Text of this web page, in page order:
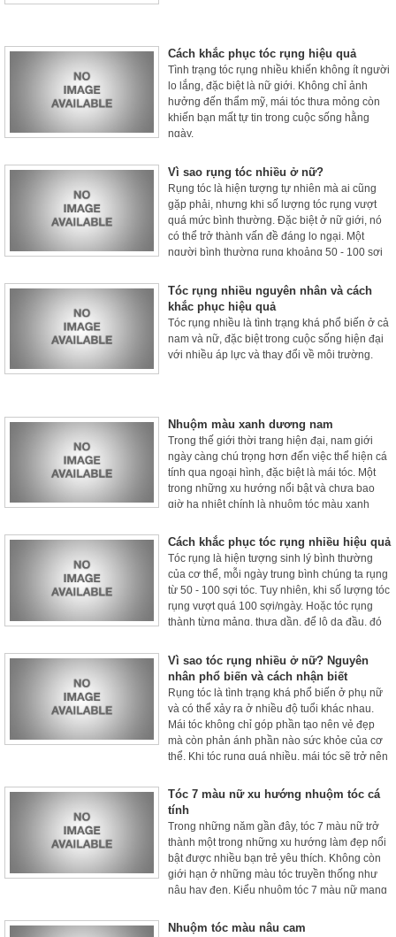
Cách khắc phục tóc rụng hiệu quả
Tình trạng tóc rụng nhiều khiến không ít người
lo lắng, đặc biệt là nữ giới. Không chỉ ảnh
hưởng đến thẩm mỹ, mái tóc thưa mỏng còn
khiến bạn mất tự tin trong cuộc sống hằng
ngày.
Vì sao rụng tóc nhiều ở nữ?
Rụng tóc là hiện tượng tự nhiên mà ai cũng
gặp phải, nhưng khi số lượng tóc rụng vượt
quá mức bình thường. Đặc biệt ở nữ giới, nó
có thể trở thành vấn đề đáng lo ngại. Một
người bình thường rụng khoảng 50 - 100 sợi
thay thế bởi tóc mới.
Tóc rụng nhiều nguyên nhân và cách
khắc phục hiệu quả
Tóc rụng nhiều là tình trạng khá phổ biến ở cả
nam và nữ, đặc biệt trong cuộc sống hiện đại
với nhiều áp lực và thay đổi về môi trường.
Nhuộm màu xanh dương nam
Trong thế giới thời trang hiện đại, nam giới
ngày càng chú trọng hơn đến việc thể hiện cá
tính qua ngoại hình, đặc biệt là mái tóc. Một
trong những xu hướng nổi bật và chưa bao
giờ hạ nhiệt chính là nhuộm tóc màu xanh
Cách khắc phục tóc rụng nhiều hiệu quả
Tóc rụng là hiện tượng sinh lý bình thường
của cơ thể, mỗi ngày trung bình chúng ta rụng
từ 50 - 100 sợi tóc. Tuy nhiên, khi số lượng tóc
rụng vượt quá 100 sợi/ngày. Hoặc tóc rụng
thành từng mảng, thưa dần, để lộ da đầu, đó
Vì sao tóc rụng nhiều ở nữ? Nguyên
nhân phổ biến và cách nhận biết
Rụng tóc là tình trạng khá phổ biến ở phụ nữ
và có thể xảy ra ở nhiều độ tuổi khác nhau.
Mái tóc không chỉ góp phần tạo nên vẻ đẹp
mà còn phản ánh phần nào sức khỏe của cơ
thể. Khi tóc rụng quá nhiều, mái tóc sẽ trở nên
thấy lo lắng.
Tóc 7 màu nữ xu hướng nhuộm tóc cá
tính
Trong những năm gần đây, tóc 7 màu nữ trở
thành một trong những xu hướng làm đẹp nổi
bật được nhiều bạn trẻ yêu thích. Không còn
giới hạn ở những màu tóc truyền thống như
nâu hay đen. Kiểu nhuộm tóc 7 màu nữ mang
tính.
Nhuộm tóc màu nâu cam